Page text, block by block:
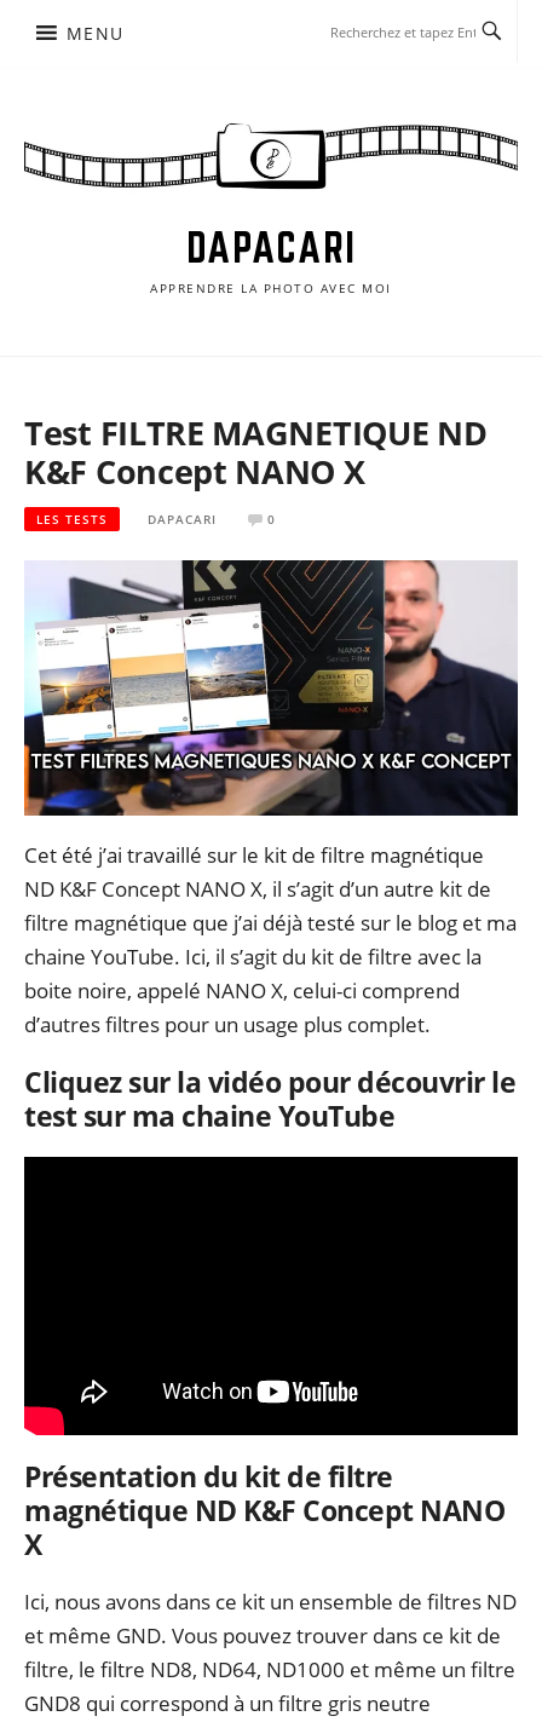
MENU
DAPACARI
APPRENDRE LA PHOTO AVEC MOI
Test FILTRE MAGNETIQUE ND
K&F Concept NANO X
LES TESTS DAPACARI 0
Cet été j’ai travaillé sur le kit de filtre magnétique
ND K&F Concept NANO X, il s’agit d’un autre kit de
filtre magnétique que j’ai déjà testé sur le blog et ma
chaine YouTube. Ici, il s’agit du kit de filtre avec la
boite noire, appelé NANO X, celui-ci comprend
d’autres filtres pour un usage plus complet.
Cliquez sur la vidéo pour découvrir le
test sur ma chaine YouTube
Présentation du kit de filtre
magnétique ND K&F Concept NANO
X
Ici, nous avons dans ce kit un ensemble de filtres ND
et même GND. Vous pouvez trouver dans ce kit de
filtre, le filtre ND8, ND64, ND1000 et même un filtre
GND8 qui correspond à un filtre gris neutre